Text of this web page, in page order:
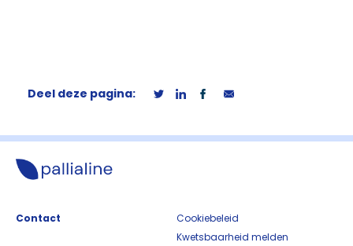
Deel deze pagina:
Contact
Cookiebeleid
Kwetsbaarheid melden